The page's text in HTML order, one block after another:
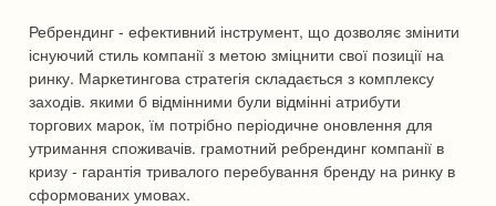
Ребрендинг - ефективний інструмент, що дозволяє змінити
існуючий стиль компанії з метою зміцнити свої позиції на
ринку. Маркетингова стратегія складається з комплексу
заходів. якими б відмінними були відмінні атрибути
торгових марок, їм потрібно періодичне оновлення для
утримання споживачів. грамотний ребрендинг компанії в
кризу - гарантія тривалого перебування бренду на ринку в
сформованих умовах.